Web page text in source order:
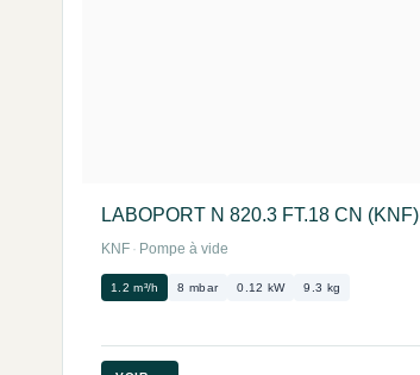
LABOPORT N 820.3 FT.18 CN (KNF)
KNF · Pompe à vide
1.2 m³/h 8 mbar 0.12 kW 9.3 kg